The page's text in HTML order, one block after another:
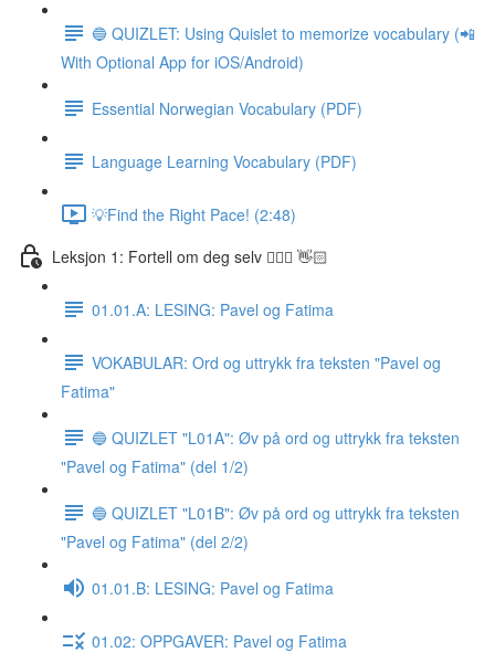
🔵 QUIZLET: Using Quislet to memorize vocabulary (📲
With Optional App for iOS/Android)
Essential Norwegian Vocabulary (PDF)
Language Learning Vocabulary (PDF)
💡Find the Right Pace! (2:48)
Leksjon 1: Fortell om deg selv 🙋🏽‍♀️ 👋🏻
01.01.A: LESING: Pavel og Fatima
VOKABULAR: Ord og uttrykk fra teksten "Pavel og
Fatima"
🔵 QUIZLET "L01A": Øv på ord og uttrykk fra teksten
"Pavel og Fatima" (del 1/2)
🔵 QUIZLET "L01B": Øv på ord og uttrykk fra teksten
"Pavel og Fatima" (del 2/2)
01.01.B: LESING: Pavel og Fatima
01.02: OPPGAVER: Pavel og Fatima